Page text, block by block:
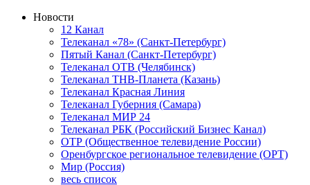
Новости
12 Канал
Телеканал «78» (Санкт-Петербург)
Пятый Канал (Санкт-Петербург)
Телеканал ОТВ (Челябинск)
Телеканал ТНВ-Планета (Казань)
Телеканал Красная Линия
Телеканал Губерния (Самара)
Телеканал МИР 24
Телеканал РБК (Российский Бизнес Канал)
ОТР (Общественное телевидение России)
Оренбургское региональное телевидение (ОРТ)
Мир (Россия)
весь список